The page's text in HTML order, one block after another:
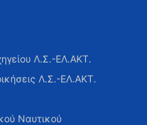
Λ.Σ.-ΕΛ.ΑΚΤ.
Λ.Σ.-ΕΛ.ΑΚΤ.
Ναυτικού